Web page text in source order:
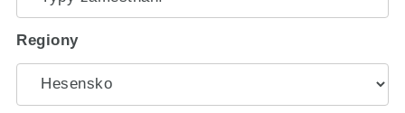
Regiony